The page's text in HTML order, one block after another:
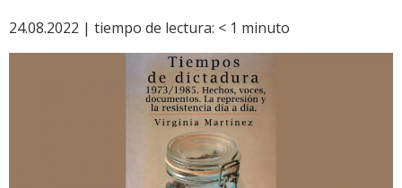
24.08.2022 | tiempo de lectura: < 1 minuto